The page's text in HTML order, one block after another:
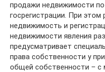
продажи недвижимости
госрегистрации. При этом
недвижимость и
недвижимости явления
предусматривает
права собственности у
общей собственности – с